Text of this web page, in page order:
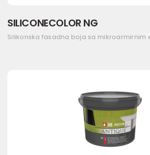
SILICONECOLOR NG
Silikonska fasadna boja sa mikroarmirnim